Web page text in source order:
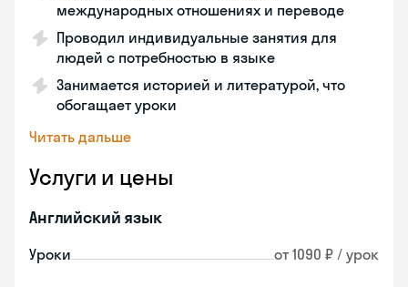
международных отношениях и переводе
Проводил индивидуальные занятия для
людей с потребностью в языке
Занимается историей и литературой, что
обогащает уроки
Читать дальше
Услуги и цены
Английский язык
Уроки от 1090 ₽ / урок